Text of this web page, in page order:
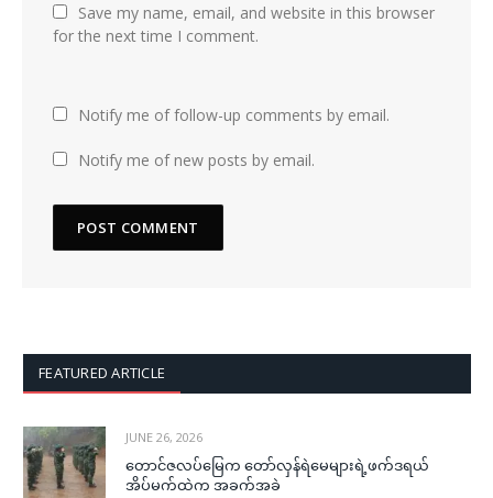
Save my name, email, and website in this browser
for the next time I comment.
Notify me of follow-up comments by email.
Notify me of new posts by email.
FEATURED ARTICLE
JUNE 26, 2026
တောင်ဇလပ်မြေက တော်လှန်ရဲမေများရဲ့ဖက်ဒရယ်
အိပ်မက်ထဲက အခက်အခဲ